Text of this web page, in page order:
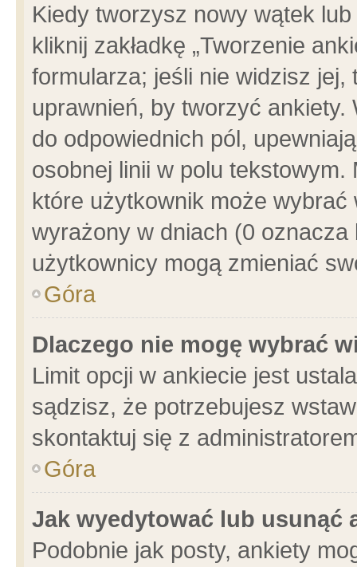
Kiedy tworzysz nowy wątek
kliknij zakładkę „Tworzenie
formularza; jeśli nie widzisz
uprawnień, by tworzyć ankiety.
do odpowiednich pól,
osobnej linii w polu
które użytkownik może
wyrażony w dniach (0
użytkownicy mogą zmieniać
Góra
Dlaczego nie mogę wybrać
Limit opcji w ankiecie jest
sądzisz, że potrzebujesz
skontaktuj się z
Góra
Jak wyedytować lub usunąć
Podobnie jak posty, ankiety